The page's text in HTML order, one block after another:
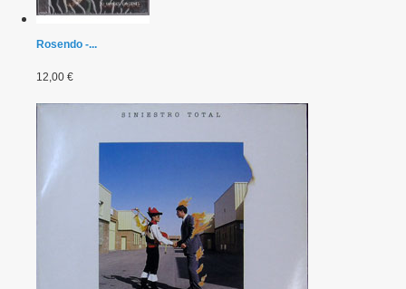
Rosendo -...
12,00 €